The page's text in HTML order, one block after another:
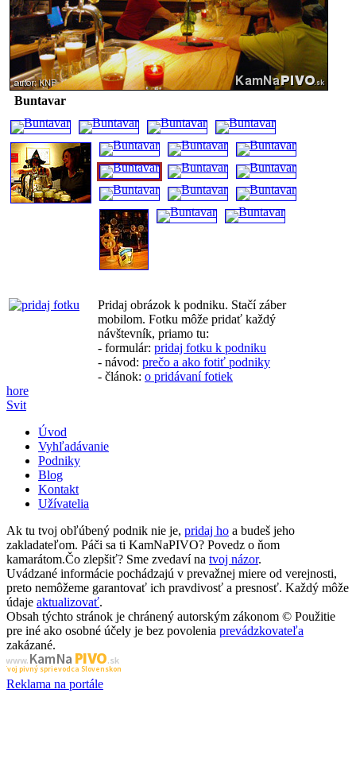
Buntavar
Pridaj obrázok k podniku. Stačí záber
mobilom. Fotku môže pridať každý
návštevník, priamo tu:
- formulár: pridaj fotku k podniku
- návod: prečo a ako fotiť podniky
- článok: o pridávaní fotiek
hore
Svit
Úvod
Vyhľadávanie
Podniky
Blog
Kontakt
Užívatelia
Ak tu tvoj obľúbený podnik nie je, pridaj ho a budeš jeho
zakladateľom. Páči sa ti KamNaPIVO? Povedz o ňom
kamarátom.Čo zlepšiť? Sme zvedaví na tvoj názor.
Uvádzané informácie pochádzajú v prevažnej miere od verejnosti,
preto nemôžeme garantovať ich pravdivosť a presnosť. Každý môže
údaje aktualizovať.
Obsah týchto stránok je chránený autorským zákonom © Použitie
pre iné ako osobné účely je bez povolenia prevádzkovateľa
zakázané.
www.Kam Na PIVO.sk
Tvoj pivný sprievodca Slovenskom
Reklama na portále